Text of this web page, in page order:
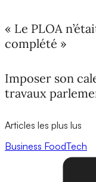
« Le PLOA
complété »
Imposer son
travaux
Articles les plus lus
Business FoodTech